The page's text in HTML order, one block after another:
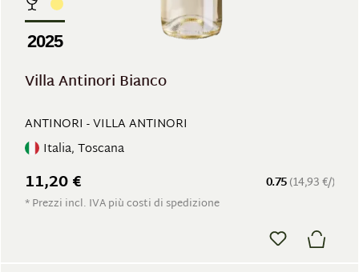
2025
Villa Antinori Bianco
ANTINORI - VILLA ANTINORI
Italia, Toscana
0.75(14,93 €/)
11,20 €
* Prezzi incl. IVA più costi di spedizione